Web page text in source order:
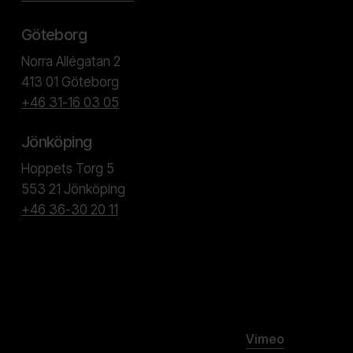
Göteborg
Norra Allégatan 2
413 01 Göteborg
+46 31-16 03 05
Jönköping
Hoppets Torg 5
553 21 Jönköping
+46 36-30 20 11
Vimeo